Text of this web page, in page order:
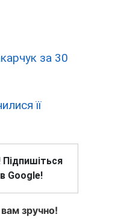
за 30
її
Підпишіться
Google!
зручно!